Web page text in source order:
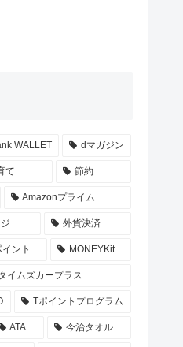
WALLET dマガジン
て 節約
Amazonプライム
外貨決済
イント MONEYKit
イムズカープラス
Tポイントプログラム
ATA 今治タオル